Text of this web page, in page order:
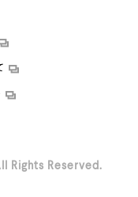
Rights Reserved.